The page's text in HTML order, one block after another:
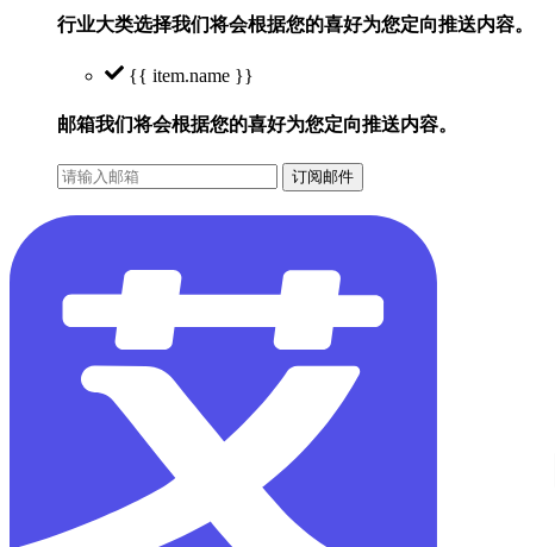
行业大类选择我们将会根据您的喜好为您定向推送内容。
{{ item.name }}
邮箱我们将会根据您的喜好为您定向推送内容。
订阅邮件